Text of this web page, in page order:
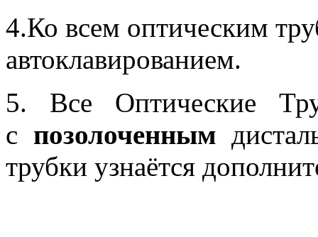
4.Ко всем оптическим
автоклавированием.
5. Все Оптические
с позолоченным
трубки узнаётся